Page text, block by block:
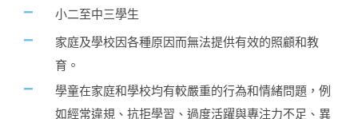
小二至中三學生
家庭及學校因各種原因而無法提供有效的照顧和教
育。
學童在家庭和學校均有較嚴重的行為和情緒問題，例
如經常違規、抗拒學習、過度活躍與專注力不足、異